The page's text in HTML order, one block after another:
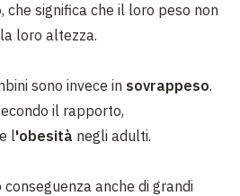
, che significa che il loro peso non
loro altezza.
sono invece in sovrappeso.
il rapporto,
l'obesità negli adulti.
anche di grandi